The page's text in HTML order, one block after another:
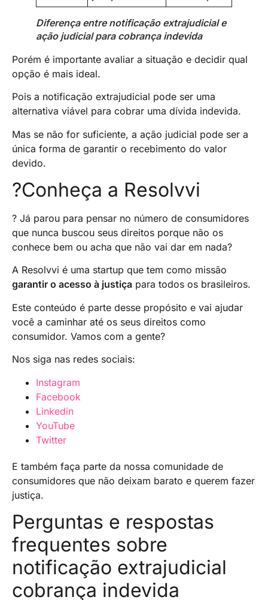
Diferença entre notificação extrajudicial e
ação judicial para cobrança indevida
Porém é importante avaliar a situação e decidir qual
opção é mais ideal.
Pois a notificação extrajudicial pode ser uma
alternativa viável para cobrar uma dívida indevida.
Mas se não for suficiente, a ação judicial pode ser a
única forma de garantir o recebimento do valor
devido.
?Conheça a Resolvvi
? Já parou para pensar no número de consumidores
que nunca buscou seus direitos porque não os
conhece bem ou acha que não vai dar em nada?
A Resolvvi é uma startup que tem como missão
garantir o acesso à justiça para todos os brasileiros.
Este conteúdo é parte desse propósito e vai ajudar
você a caminhar até os seus direitos como
consumidor. Vamos com a gente?
Nos siga nas redes sociais:
Instagram
Facebook
Linkedin
YouTube
Twitter
E também faça parte da nossa comunidade de
consumidores que não deixam barato e querem fazer
justiça.
Perguntas e respostas
frequentes sobre
notificação extrajudicial
cobrança indevida